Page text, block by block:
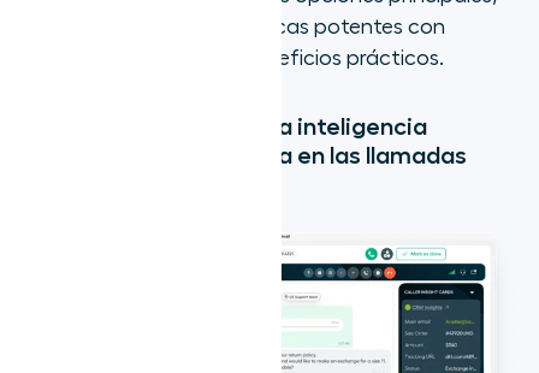
que combinan características potentes con
integraciones fluidas y beneficios prácticos.
1. Aircall: La mejor para la inteligencia
conversacional centrada en las llamadas